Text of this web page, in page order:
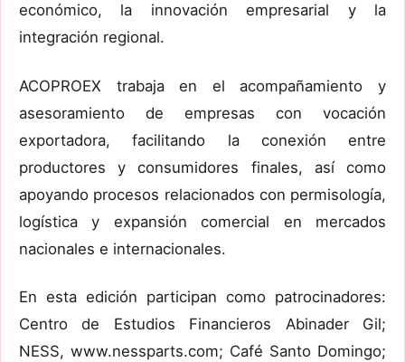
económico, la innovación empresarial y la
integración regional.
ACOPROEX trabaja en el acompañamiento y
asesoramiento de empresas con vocación
exportadora, facilitando la conexión entre
productores y consumidores finales, así como
apoyando procesos relacionados con permisología,
logística y expansión comercial en mercados
nacionales e internacionales.
En esta edición participan como patrocinadores:
Centro de Estudios Financieros Abinader Gil;
NESS, www.nessparts.com; Café Santo Domingo;